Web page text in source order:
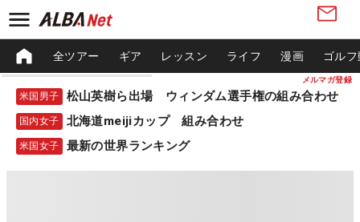
メルマガ登録
全ツアー ギア レッスン ライフ 漫画 ゴル
米国男子 松山英樹ら出場 ウィンダム選手権の組み合わせ
国内女子 北海道meijiカップ 組み合わせ
米国女子 最新の世界ランキング